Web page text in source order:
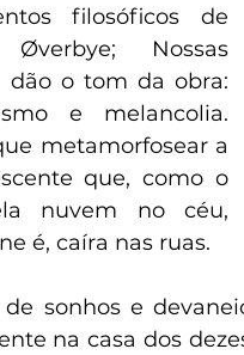
filosóficos de
Nossas
dão o tom da obra:
e melancolia.
metamorfosear a
que, como o
nuvem no céu,
é, caíra nas ruas.
sonhos e
na casa dos